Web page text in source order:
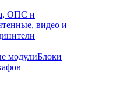
ОПС и
видео и
модулиБлоки